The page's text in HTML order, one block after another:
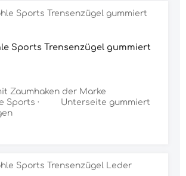
Sports Trensenzügel gummiert
Zaumhaken der Marke
Sports · Unterseite gummiert